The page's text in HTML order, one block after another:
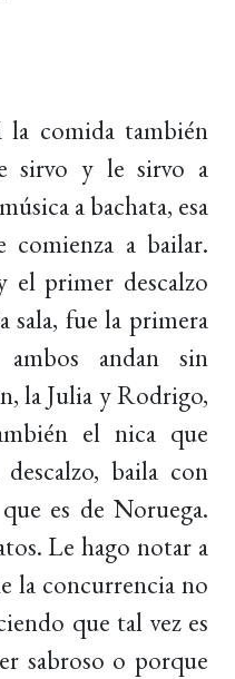
la comida también
sirvo y le sirvo a
a bachata, esa
a bailar.
el primer descalzo
sala, fue la primera
ambos andan sin
la Julia y Rodrigo,
el nica que
baila con
es de Noruega.
Le hago notar a
la concurrencia no
que tal vez es
sabroso o porque